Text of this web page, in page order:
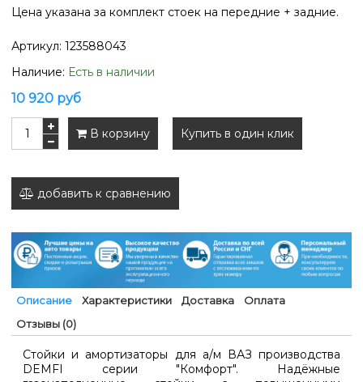
Цена указана за комплект стоек на передние + задние.
Артикул: 123588043
Наличие: Есть в наличии
10 920 руб
В корзину Купить в один клик
добавить к сравнению
Описание Характеристики Доставка
Оплата
Отзывы (0)
Стойки и амортизаторы для а/м ВАЗ производства
DEMFI серии "Комфорт". Надёжные